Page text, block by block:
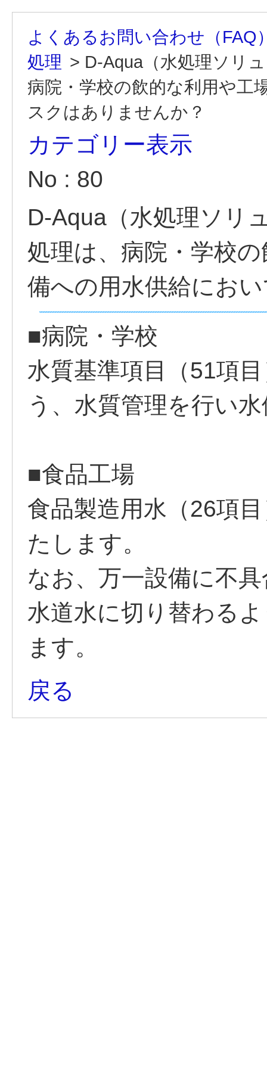
よくあるお問い合わせ（FAQ
処理 > D-Aqua（水処理ソリ
病院・学校の飲的な利用や工
スクはありませんか？
カテゴリー表示
No : 80
D-Aqua（水処理ソリ
処理は、病院・学校
備への用水供給にお
■病院・学校
水質基準項目（51項
う、水質管理を行い
■食品工場
食品製造用水（26項
たします。
なお、万一設備に不
水道水に切り替わる
ます。
戻る